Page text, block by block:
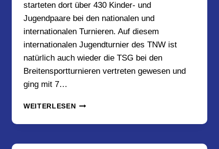
starteten dort über 430 Kinder- und
Jugendpaare bei den nationalen und
internationalen Turnieren. Auf diesem
internationalen Jugendturnier des TNW ist
natürlich auch wieder die TSG bei den
Breitensportturnieren vertreten gewesen und
ging mit 7…
WEITERLESENWINTER
FESTIVAL
MÜHLHEIM